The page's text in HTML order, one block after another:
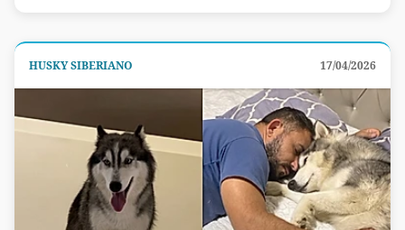
HUSKY SIBERIANO 17/04/2026